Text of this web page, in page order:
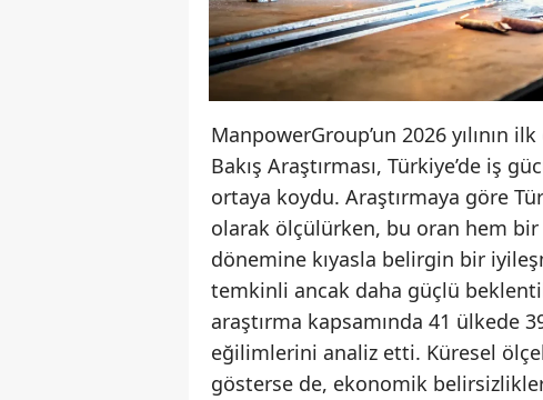
ManpowerGroup’un 2026 yılının
Bakış Araştırması, Türkiye’de iş
ortaya koydu. Araştırmaya göre
olarak ölçülürken, bu oran hem bir
dönemine kıyasla belirgin bir
temkinli ancak daha güçlü
araştırma kapsamında 41 ülkede
eğilimlerini analiz etti. Küresel
gösterse de, ekonomik